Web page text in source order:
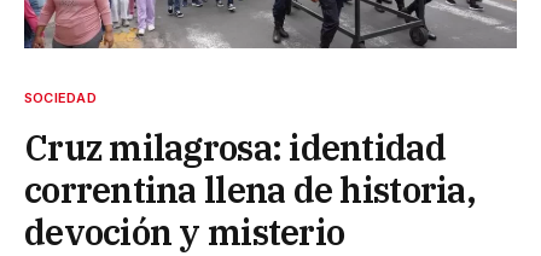
SOCIEDAD
Cruz milagrosa: identidad
correntina llena de historia,
devoción y misterio